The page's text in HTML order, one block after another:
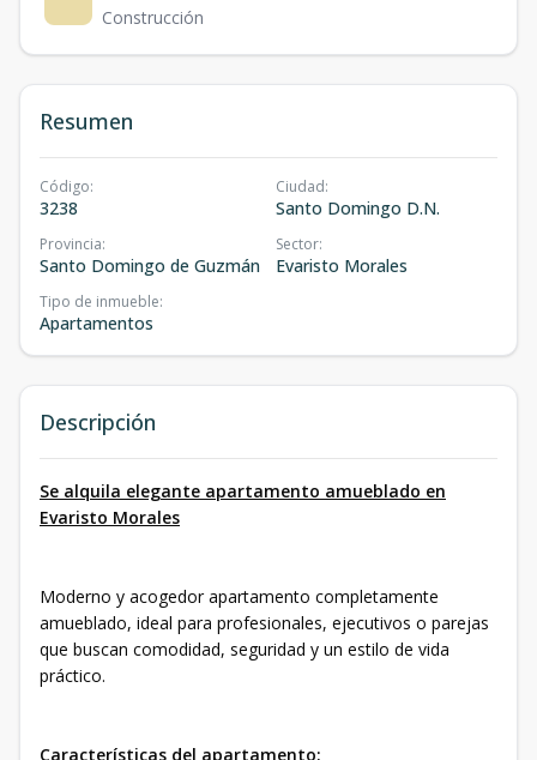
Construcción
Resumen
Código:
3238
Ciudad:
Santo Domingo D.N.
Provincia:
Santo Domingo de Guzmán
Sector:
Evaristo Morales
Tipo de inmueble:
Apartamentos
Descripción
Se alquila elegante apartamento amueblado en
Evaristo Morales
Moderno y acogedor apartamento completamente
amueblado, ideal para profesionales, ejecutivos o parejas
que buscan comodidad, seguridad y un estilo de vida
práctico.
Características del apartamento: